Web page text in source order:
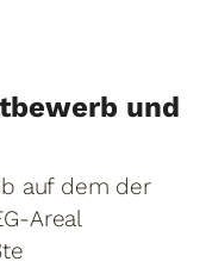
und
auf dem der
Areal